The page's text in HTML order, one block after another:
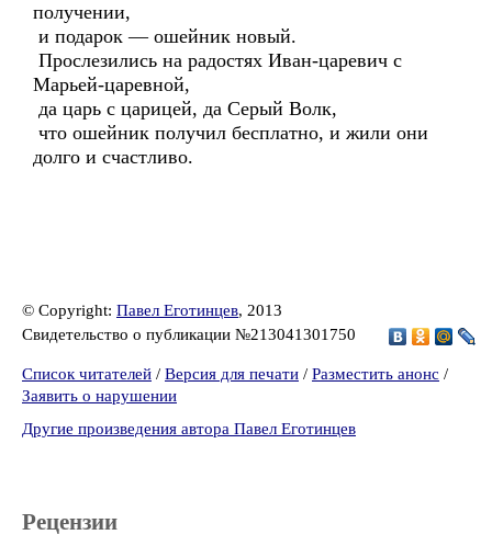
получении,
и подарок — ошейник новый.
Прослезились на радостях Иван-царевич с
Марьей-царевной,
да царь с царицей, да Серый Волк,
что ошейник получил бесплатно, и жили они
долго и счастливо.
© Copyright: Павел Еготинцев, 2013
Свидетельство о публикации №213041301750
Список читателей / Версия для печати / Разместить анонс /
Заявить о нарушении
Другие произведения автора Павел Еготинцев
Рецензии